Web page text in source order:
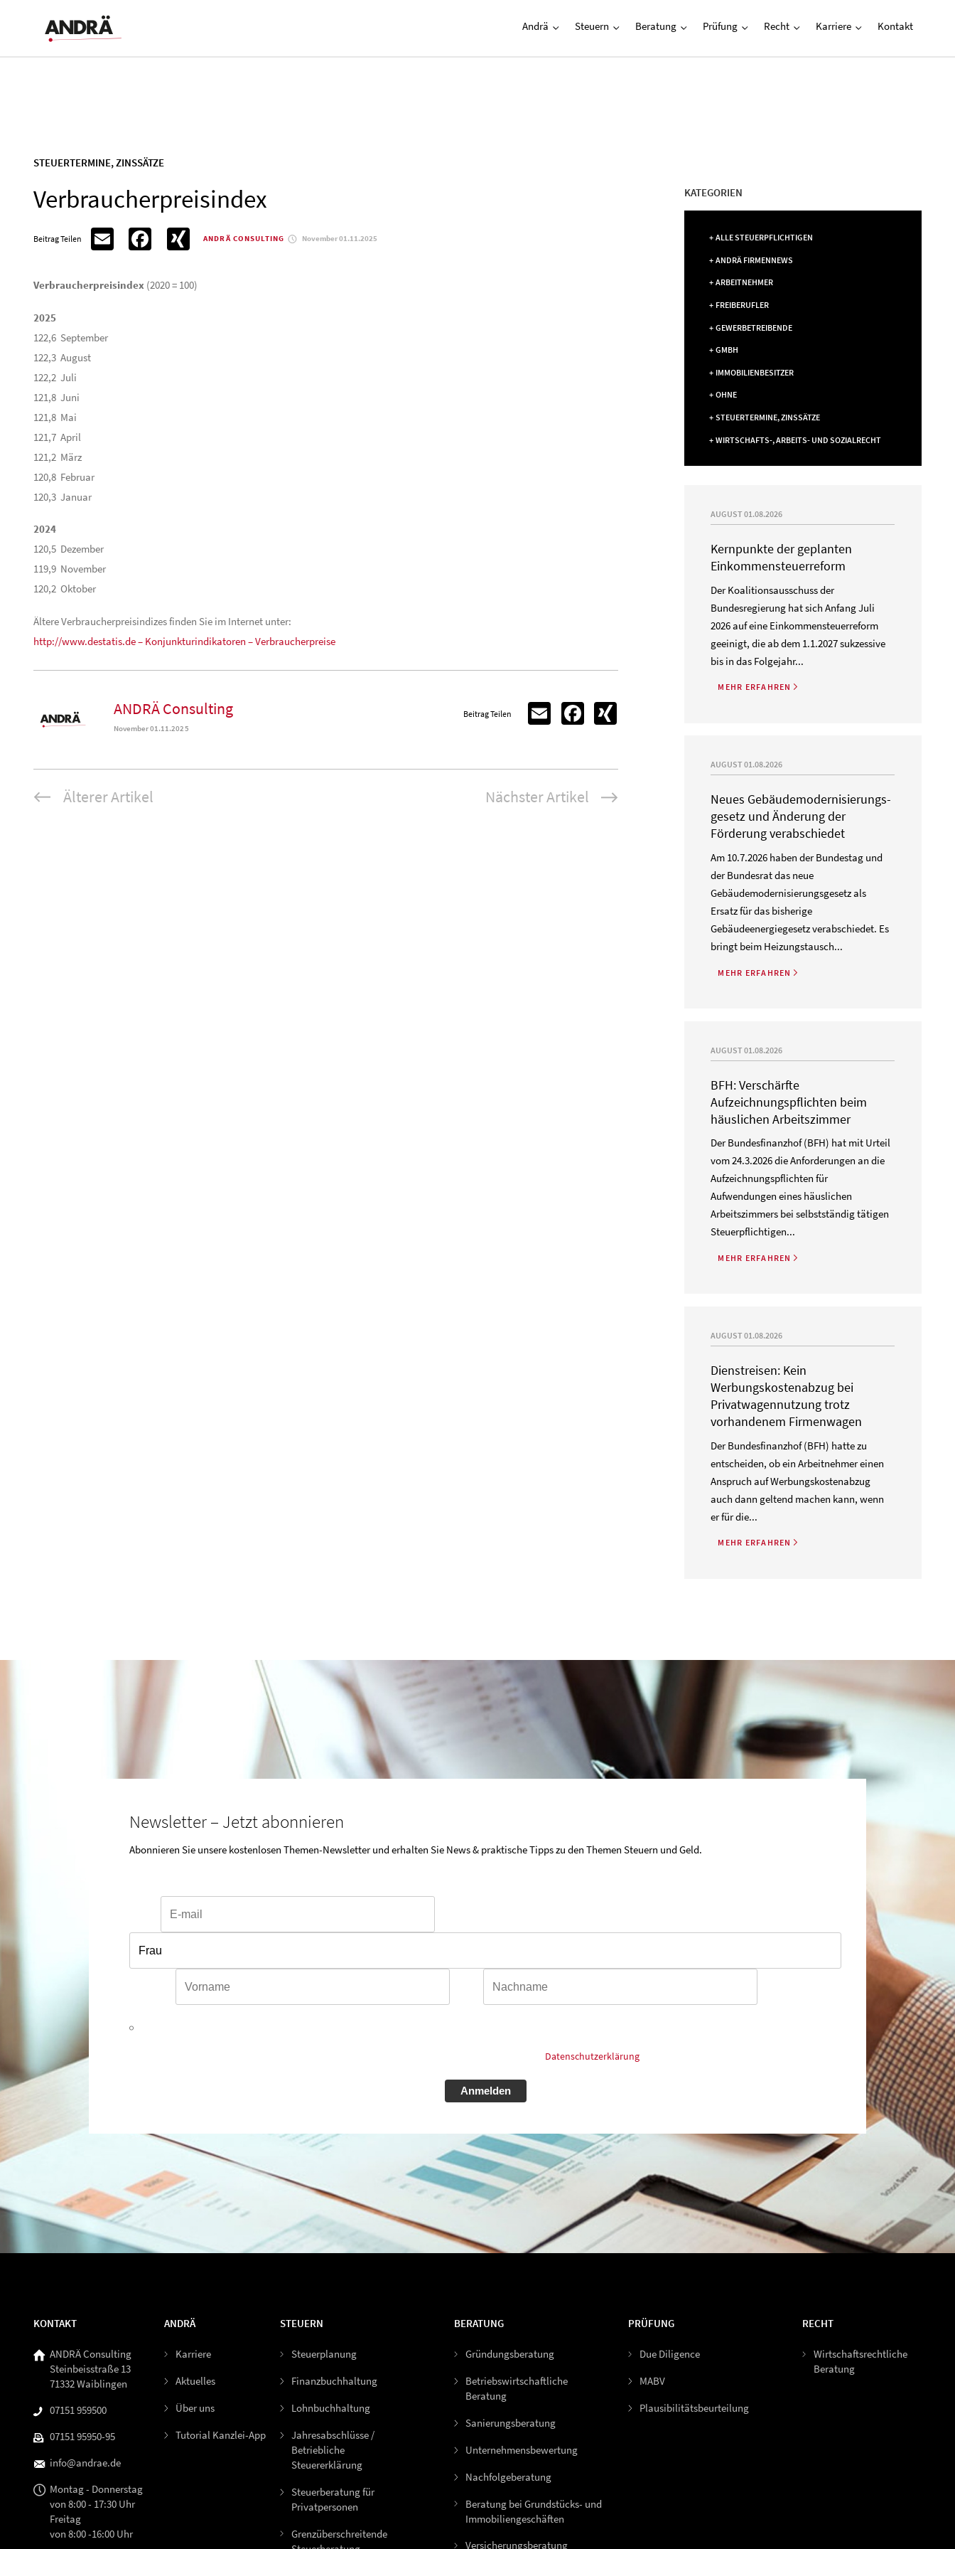
Andrä Steuern Beratung Prüfung Recht Karriere Kontakt
STEUERTERMINE, ZINSSÄTZE
Verbraucherpreisindex
Beitrag Teilen Email FacebookXINGANDRÄ CONSULTING November 01.11.2025
Verbraucherpreisindex (2020 = 100)
2025
122,6 September
122,3 August
122,2 Juli
121,8 Juni
121,8 Mai
121,7 April
121,2 März
120,8 Februar
120,3 Januar
2024
120,5 Dezember
119,9 November
120,2 Oktober
Ältere Verbraucherpreisindizes finden Sie im Internet unter:
http://www.destatis.de – Konjunkturindikatoren – Verbraucherpreise
ANDRÄ Consulting
November 01.11.2025
Beitrag Teilen Email Facebook
Beitrags-Älterer Artikel Nächster Artikel
KATEGORIEN
ALLE STEUERPFLICHTIGEN
ANDRÄ FIRMENNEWS
ARBEITNEHMER
FREIBERUFLER
GEWERBETREIBENDE
GMBH
IMMOBILIENBESITZER
OHNE
STEUERTERMINE, ZINSSÄTZE
WIRTSCHAFTS-, ARBEITS- UND SOZIALRECHT
AUGUST 01.08.2026
Kernpunkte der geplanten
Einkommensteuerreform
Der Koalitionsausschuss der
Bundesregierung hat sich Anfang Juli
2026 auf eine Einkommensteuerreform
geeinigt, die ab dem 1.1.2027 sukzessive
bis in das Folgejahr...
MEHR ERFAHREN
AUGUST 01.08.2026
Neues Gebäude­moderni­sierungs­
gesetz und Änderung der
Förderung verabschiedet
Am 10.7.2026 haben der Bundestag und
der Bundesrat das neue
Gebäudemodernisierungsgesetz als
Ersatz für das bisherige
Gebäudeenergiegesetz verabschiedet. Es
bringt beim Heizungstausch...
MEHR ERFAHREN
AUGUST 01.08.2026
BFH: Verschärfte
Aufzeichnungspflichten beim
häuslichen Arbeitszimmer
Der Bundesfinanzhof (BFH) hat mit Urteil
vom 24.3.2026 die Anforderungen an die
Aufzeichnungspflichten für
Aufwendungen eines häuslichen
Arbeitszimmers bei selbstständig tätigen
Steuerpflichtigen...
MEHR ERFAHREN
AUGUST 01.08.2026
Dienstreisen: Kein
Werbungskostenabzug bei
Privatwagennutzung trotz
vorhandenem Firmenwagen
Der Bundesfinanzhof (BFH) hatte zu
entscheiden, ob ein Arbeitnehmer einen
Anspruch auf Werbungskostenabzug
auch dann geltend machen kann, wenn
er für die...
MEHR ERFAHREN
Newsletter – Jetzt abonnieren
Abonnieren Sie unsere kostenlosen Themen-Newsletter und erhalten Sie News & praktische Tipps zu den Themen Steuern und Geld.
Datenschutzerklärung.
KONTAKT
ANDRÄ Consulting
Steinbeisstraße 13
71332 Waiblingen
07151 959500
07151 95950-95
info@andrae.de
Montag - Donnerstag
von 8:00 - 17:30 Uhr
Freitag
von 8:00 -16:00 Uhr
ANDRÄ
Karriere
Aktuelles
Über uns
Tutorial Kanzlei-App
STEUERN
Steuerplanung
Finanzbuchhaltung
Lohnbuchhaltung
Jahresabschlüsse /
Betriebliche
Steuererklärung
Steuerberatung für
Privatpersonen
Grenzüberschreitende
BERATUNG
Gründungsberatung
Betriebswirtschaftliche
Beratung
Sanierungsberatung
Unternehmensbewertung
Nachfolgeberatung
Beratung bei Grundstücks- und
Immobiliengeschäften
Versicherungsberatung
PRÜFUNG
Due Diligence
MABV
Plausibilitätsbeurteilung
RECHT
Wirtschaftsrechtliche
Beratung